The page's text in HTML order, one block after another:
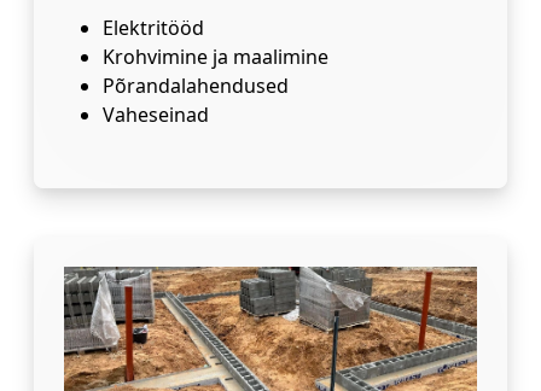
Elektritööd
Krohvimine ja maalimine
Põrandalahendused
Vaheseinad